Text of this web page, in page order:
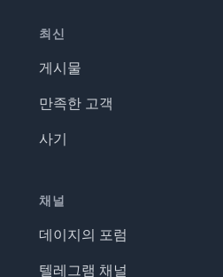
최신
게시물
만족한 고객
사기
채널
데이지의 포럼
텔레그램 채널